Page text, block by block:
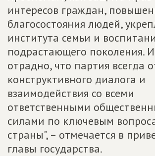
интересов граждан,
благосостояния людей,
института семьи и
подрастающего поколения.
отрадно, что партия всегда
конструктивного диалога и
взаимодействия со всеми
ответственными
силами по ключевым
страны", – отмечается в
главы государства.